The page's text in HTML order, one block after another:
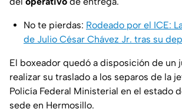
No te pierdas: Rodeado por el ICE:
de Julio César Chávez Jr. tras su
El boxeador quedó a disposición de un
realizar su traslado a los separos de la
Policía Federal Ministerial en el estado
sede en Hermosillo.